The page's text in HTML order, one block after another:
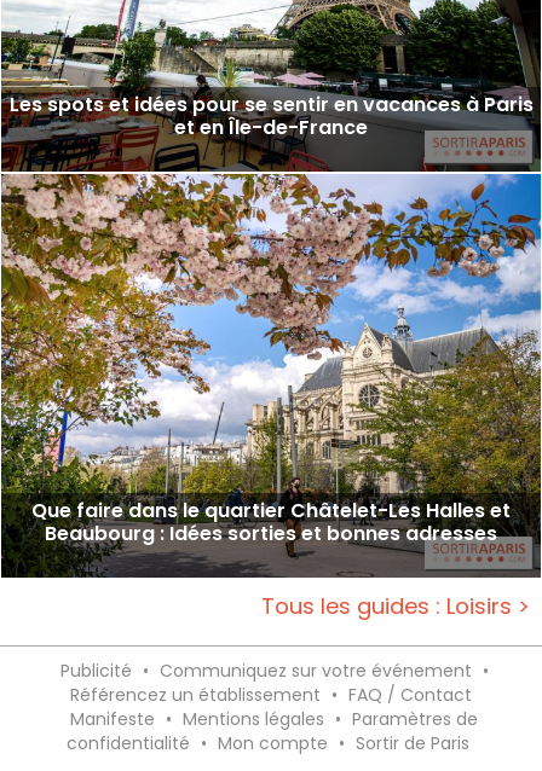
Les spots et idées pour se sentir en vacances à Paris
et en Île-de-France
Que faire dans le quartier Châtelet-Les Halles et
Beaubourg : Idées sorties et bonnes adresses
Tous les guides : Loisirs >
Publicité • Communiquez sur votre événement •
Référencez un établissement • FAQ / Contact
Manifeste • Mentions légales • Paramètres de
confidentialité • Mon compte • Sortir de Paris